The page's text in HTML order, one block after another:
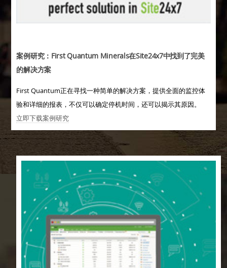
案例研究：First Quantum Minerals在Site24x7中找到了完美
的解决方案
First Quantum正在寻找一种简单的解决方案，提供全面的监控体
验和详细的报表，不仅可以确定停机时间，还可以揭示其原因。
立即下载案例研究